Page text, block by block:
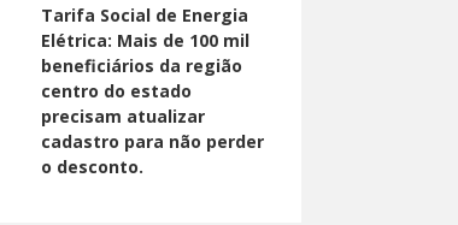
Tarifa Social de Energia
Elétrica: Mais de 100 mil
beneficiários da região
centro do estado
precisam atualizar
cadastro para não perder
o desconto.